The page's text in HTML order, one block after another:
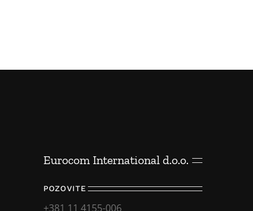
Eurocom International d.o.o.
POZOVITE
+381 11 4155-006